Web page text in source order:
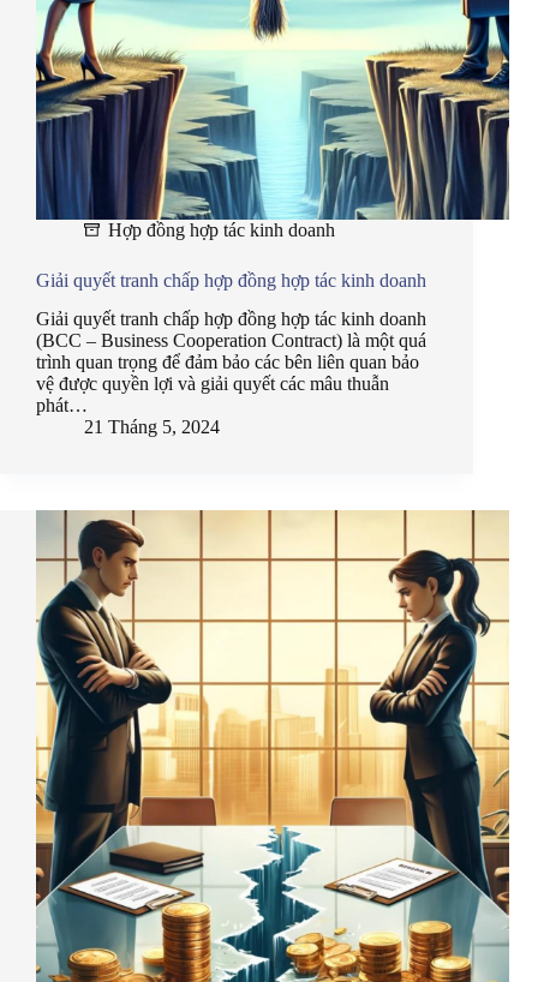
Hợp đồng hợp tác kinh doanh
Giải quyết tranh chấp hợp đồng hợp tác kinh doanh
Giải quyết tranh chấp hợp đồng hợp tác kinh doanh
(BCC – Business Cooperation Contract) là một quá
trình quan trọng để đảm bảo các bên liên quan bảo
vệ được quyền lợi và giải quyết các mâu thuẫn
phát…
21 Tháng 5, 2024